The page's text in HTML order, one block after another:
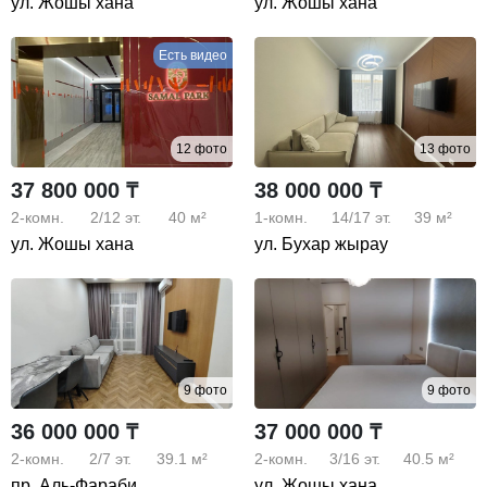
12 фото
Есть видео
37 800 000 ₸
2-комн. 2/12 эт. 40 м²
ул. Жошы хана
13 фото
38 000 000 ₸
1-комн. 14/17 эт. 39 м²
ул. Бухар жырау
9 фото
36 000 000 ₸
2-комн. 2/7 эт. 39.1 м²
9 фото
37 000 000 ₸
2-комн. 3/16 эт. 40.5 м²